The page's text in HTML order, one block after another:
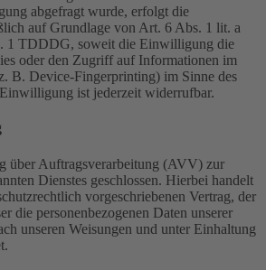
abgefragt wurde, erfolgt die
auf Grundlage von Art. 6 Abs. 1 lit. a
1 TDDDG, soweit die Einwilligung die
oder den Zugriff auf Informationen im
B. Device-Fingerprinting) im Sinne des
ist jederzeit widerrufbar.
über Auftragsverarbeitung (AVV) zur
Dienstes geschlossen. Hierbei handelt
vorgeschriebenen Vertrag, der
die personenbezogenen Daten unserer
unseren Weisungen und unter Einhaltung